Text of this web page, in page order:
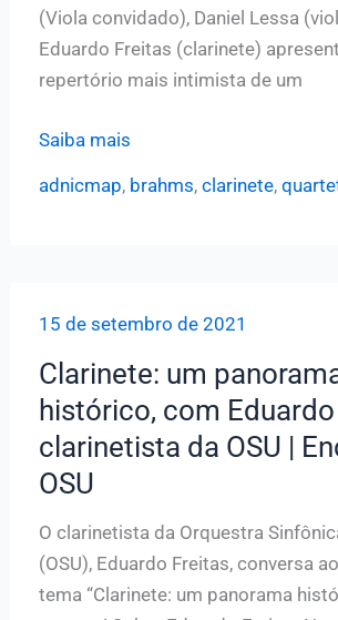
(Viola convidado), Daniel Lessa
Eduardo Freitas (clarinete)
repertório mais intimista de um
Quarteto
apresentam
quinta,
29,
na
ADunicamp
Saiba mais
adnicmap, brahms, clarinete,
15 de setembro de 2021
Clarinete: um
histórico, com
clarinetista da OSU |
OSU
O clarinetista da Orquestra
(OSU), Eduardo Freitas, conversa
tema “Clarinete: um panorama